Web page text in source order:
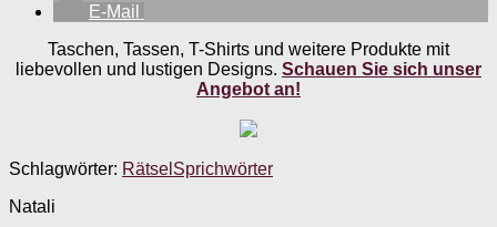
E-Mail
Taschen, Tassen, T-Shirts und weitere Produkte mit
liebevollen und lustigen Designs. Schauen Sie sich unser
Angebot an!
Schlagwörter: Rätsel Sprichwörter
Natali